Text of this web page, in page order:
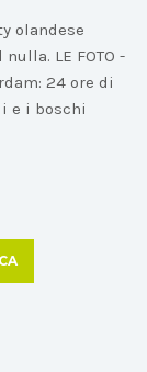
olandese
LE FOTO -
24 ore di
e i boschi